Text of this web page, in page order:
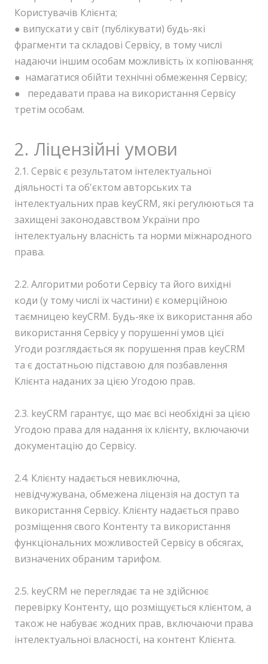
Користувачів Клієнта;
● випускати у світ (публікувати) будь-які
фрагменти та складові Сервісу, в тому числі
надаючи іншим особам можливість їх копіювання;
● намагатися обійти технічні обмеження Сервісу;
● передавати права на використання Сервісу
третім особам.
2. Ліцензійні умови
2.1. Сервіс є результатом інтелектуальної
діяльності та об'єктом авторських та
інтелектуальних прав keyCRM, які регулюються та
захищені законодавством України про
інтелектуальну власність та норми міжнародного
права.
2.2. Алгоритми роботи Сервісу та його вихідні
коди (у тому числі їх частини) є комерційною
таємницею keyCRM. Будь-яке їх використання або
використання Сервісу у порушенні умов цієї
Угоди розглядається як порушення прав keyCRM
та є достатньою підставою для позбавлення
Клієнта наданих за цією Угодою прав.
2.3. keyCRM гарантує, що має всі необхідні за цією
Угодою права для надання їх клієнту, включаючи
документацію до Сервісу.
2.4. Клієнту надається невиключна,
невідчужувана, обмежена ліцензія на доступ та
використання Сервісу. Клієнту надається право
розміщення свого Контенту та використання
функціональних можливостей Сервісу в обсягах,
визначених обраним тарифом.
2.5. keyCRM не переглядає та не здійснює
перевірку Контенту, що розміщується клієнтом, а
також не набуває жодних прав, включаючи права
інтелектуальної власності, на контент Клієнта.